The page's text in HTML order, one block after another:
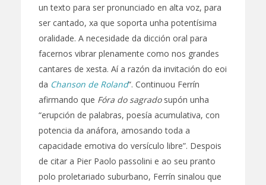
un texto para ser pronunciado en alta voz, para
ser cantado, xa que soporta unha potentísima
oralidade. A necesidade da dicción oral para
facernos vibrar plenamente como nos grandes
cantares de xesta. Aí a razón da invitación do eoi
da Chanson de Roland“. Continuou Ferrín
afirmando que Fóra do sagradosupón unha
“erupción de palabras, poesía acumulativa, con
potencia da anáfora, amosando toda a
capacidade emotiva do versículo libre”. Despois
de citar a Pier Paolo passolini e ao seu pranto
polo proletariado suburbano, Ferrín sinalou que